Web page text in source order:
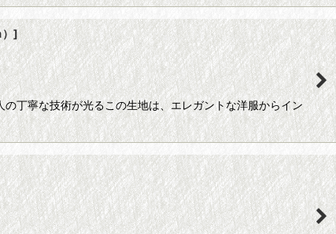
]
丁寧な技術が光るこの生地は、エレガントな洋服からイン